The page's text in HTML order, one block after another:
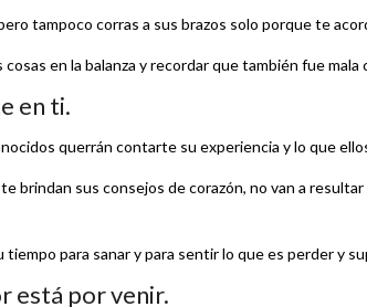
tampoco corras a sus brazos solo porque te
cosas en la balanza y recordar que también fue mala
en ti.
querrán contarte su experiencia y lo que
brindan sus consejos de corazón, no van a
tiempo para sanar y para sentir lo que es perder y
está por venir.